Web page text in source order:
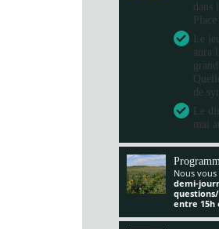
dans
Le
aura
de
Le
mai
Nous
demi-
entre 15h